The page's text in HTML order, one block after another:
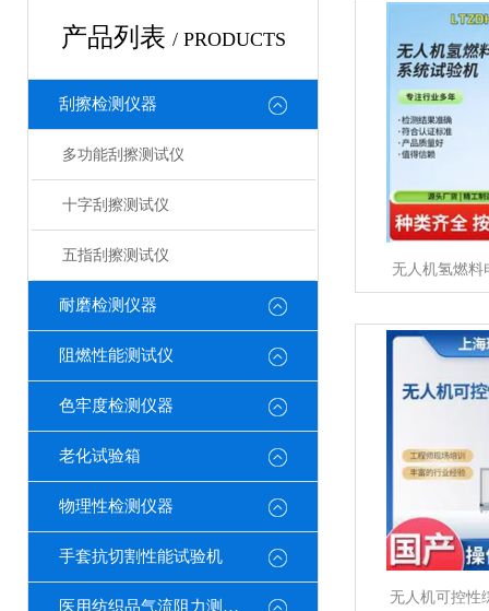
产品列表 / PRODUCTS
刮擦检测仪器
多功能刮擦测试仪
十字刮擦测试仪
五指刮擦测试仪
耐磨检测仪器
阻燃性能测试仪
色牢度检测仪器
老化试验箱
物理性检测仪器
手套抗切割性能试验机
医用纺织品气流阻力测试仪
无人机氢燃料
无人机可控性